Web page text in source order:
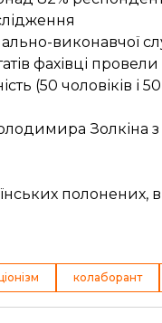
виконавчої
фахівці провели
(50 чоловіків і
Золкіна
полонених,
колаборант